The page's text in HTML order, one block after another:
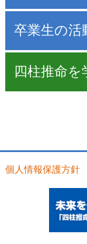
卒業生の活
四柱推命を
個人情報保護方針